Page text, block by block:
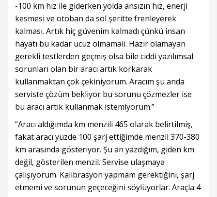
-100 km hız ile giderken yolda ansızın hız, enerji
kesmesi ve otoban da sol şeritte frenleyerek
kalması. Artık hiç güvenim kalmadı çünkü insan
hayatı bu kadar ucuz olmamalı. Hazır olamayan
gerekli testlerden geçmiş olsa bile ciddi yazılımsal
sorunları olan bir aracı artık korkarak
kullanmaktan çok çekiniyorum. Aracım şu anda
serviste çözüm bekliyor bu sorunu çözmezler ise
bu aracı artık kullanmak istemiyorum.”
“Aracı aldığımda km menzili 465 olarak belirtilmiş,
fakat aracı yüzde 100 şarj ettiğimde menzil 370-380
km arasında gösteriyor. Şu an yazdığım, giden km
değil, gösterilen menzil. Servise ulaşmaya
çalışıyorum. Kalibrasyon yapmam gerektiğini, şarj
etmemi ve sorunun geçeceğini söylüyorlar. Araçla 4